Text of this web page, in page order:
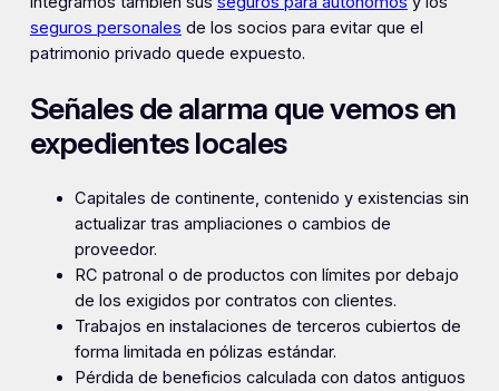
seguros personales de los socios para evitar que el
patrimonio privado quede expuesto.
Señales de alarma que vemos en
expedientes locales
Capitales de continente, contenido y existencias sin
actualizar tras ampliaciones o cambios de
proveedor.
RC patronal o de productos con límites por debajo
de los exigidos por contratos con clientes.
Trabajos en instalaciones de terceros cubiertos de
forma limitada en pólizas estándar.
Pérdida de beneficios calculada con datos antiguos